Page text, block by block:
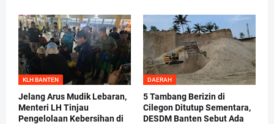
KLH BANTEN
Jelang Arus Mudik Lebaran,
Menteri LH Tinjau
Pengelolaan Kebersihan di
DAERAH
5 Tambang Berizin di
Cilegon Ditutup Sementara,
DESDM Banten Sebut Ada